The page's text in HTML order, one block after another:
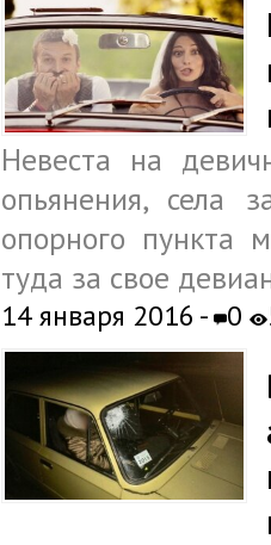
Невеста на
опьянения, села
опорного пункта
туда за свое
14 января 2016 - 0